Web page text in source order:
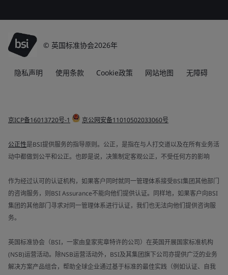
© 英国标准协会2026年
隐私声明 使用条款 Cookie政策 网站地图 无障碍
京ICP备16013720号-1 京公网安备11010502033060号
公正性是BSI提供服务的指导原则。公正，是指在与人打交道以及在所有业务活
动中都做到公平和公正。也即是说，决策制定客观公正，不受任何方的影响
作为经过认可的认证机构，如果客户同时就同一管理体系接受BSI集团其他部门
的咨询服务，则BSI Assurance不能向他们提供认证。同样地，如果客户向BSI
集团的其他部门寻求对同一管理体系进行认证，我们也无法向他们提供咨询服
务。
英国标准协会（BSI，一家由皇家宪章特许的公司）在英国开展国家标准机构
(NSB)运营活动。除NSB运营活动外，BSI及其集团旗下公司亦提供广泛的业务
解决方案产品组合，帮助全球企业通过基于标准的最佳实践（例如认证、自我